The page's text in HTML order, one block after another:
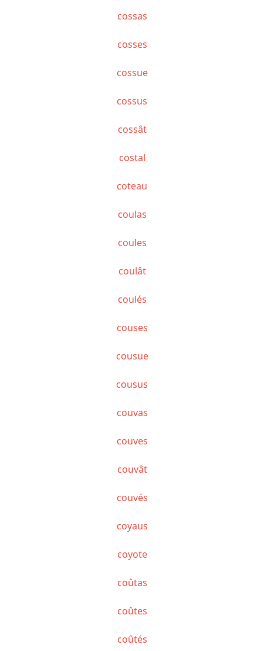
cossas
cosses
cossue
cossus
cossât
costal
coteau
coulas
coules
coulât
coulés
couses
cousue
cousus
couvas
couves
couvât
couvés
coyaus
coyote
coûtas
coûtes
coûtés